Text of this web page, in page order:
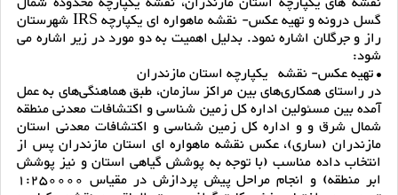
گسل درونه و تهیه عکس- نقشه ماهواره ای یکپارچه IRS شهرستان
راز و جرگلان اشاره نمود. بدلیل اهمیت به دو مورد در زیر اشاره می
شود:
• تهیه عکس- نقشه یکپارچه استان مازندران
در راستای همکاری‌های بین مراکز سازمان، طبق هماهنگی‌های به عمل
آمده بین مسئولین اداره کل زمین شناسی و اکتشافات معدنی منطقه
شمال شرق و و اداره کل زمین شناسی و اکتشافات معدنی استان
مازندران (ساری)، عکس نقشه ماهواره ای استان مازندران پس از
انتخاب داده مناسب (با توجه به پوشش گیاهی استان و نیز پوشش
ابر منطقه) و انجام مراحل پیش پردازش در مقیاس 1:250000